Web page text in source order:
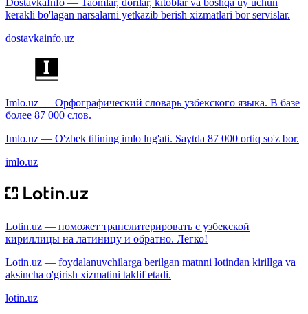
DostavkaInfo — Taomlar, dorilar, kitoblar va boshqa uy uchun
kerakli bo'lagan narsalarni yetkazib berish xizmatlari bor servislar.
dostavkainfo.uz
Imlo.uz — Орфографический словарь узбекского языка. В базе
более 87 000 слов.
Imlo.uz — O'zbek tilining imlo lug'ati. Saytda 87 000 ortiq so'z bor.
imlo.uz
Lotin.uz — поможет транслитерировать с узбекской
кириллицы на латиницу и обратно. Легко!
Lotin.uz — foydalanuvchilarga berilgan matnni lotindan kirillga va
aksincha o'girish xizmatini taklif etadi.
lotin.uz